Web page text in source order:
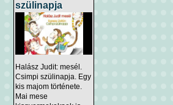
szülinapja
Halász Judit: mesél.
Csimpi szülinapja. Egy
kis majom története.
Mai mese